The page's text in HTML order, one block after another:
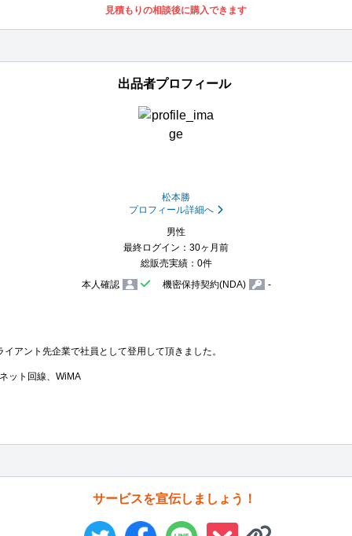
見積もりの相談後に購入できます
出品者プロフィール
松本勝
プロフィール詳細へ
男性
最終ログイン：30ヶ月前
総販売実績：0件
本人確認
機密保持契約(NDA) -
アント先企業で社員として登用して頂きました。
ット回線、WiMA
サービスを宣伝しましょう！